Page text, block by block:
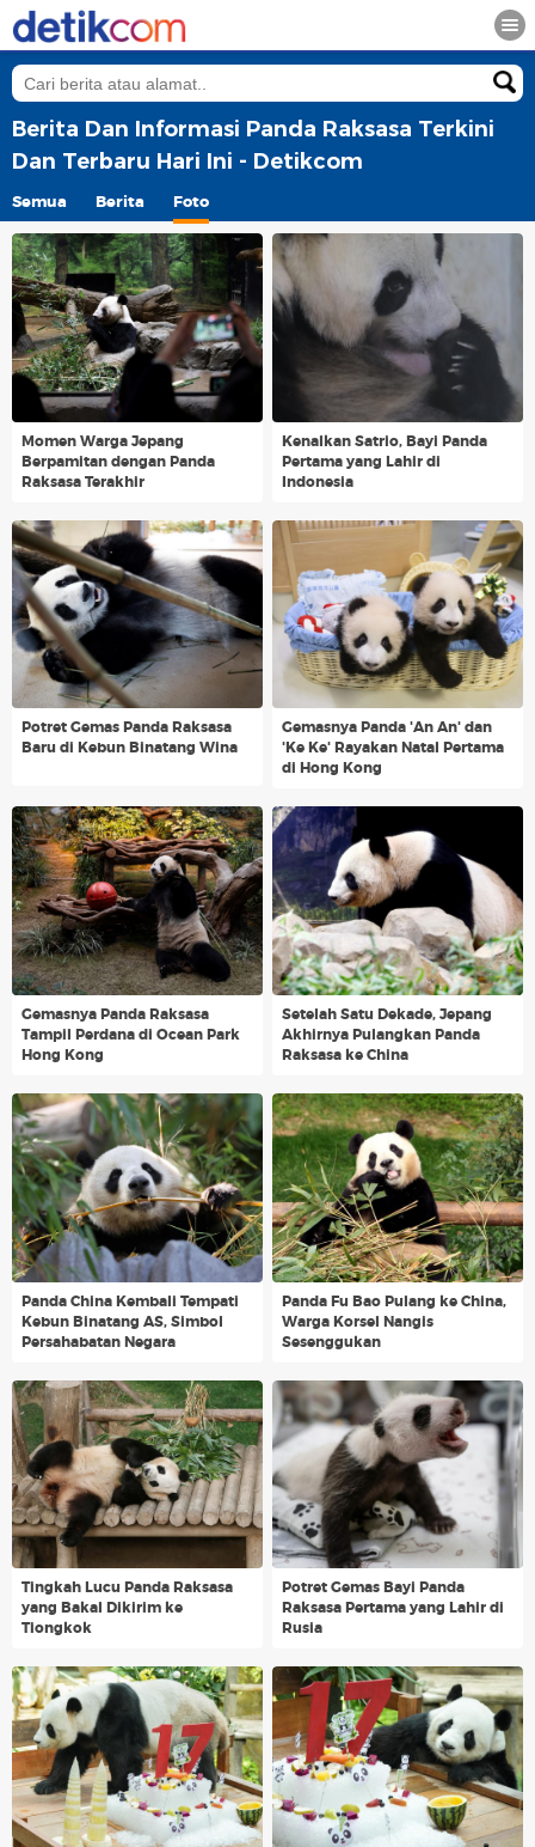
Berita Dan Informasi Panda Raksasa Terkini
Dan Terbaru Hari Ini - Detikcom
Semua Berita Foto
Momen Warga Jepang
Berpamitan dengan Panda
Raksasa Terakhir
Kenalkan Satrio, Bayi Panda
Pertama yang Lahir di
Indonesia
Potret Gemas Panda Raksasa
Baru di Kebun Binatang Wina
Gemasnya Panda 'An An' dan
'Ke Ke' Rayakan Natal Pertama
di Hong Kong
Gemasnya Panda Raksasa
Tampil Perdana di Ocean Park
Hong Kong
Setelah Satu Dekade, Jepang
Akhirnya Pulangkan Panda
Raksasa ke China
Panda China Kembali Tempati
Kebun Binatang AS, Simbol
Persahabatan Negara
Panda Fu Bao Pulang ke China,
Warga Korsel Nangis
Sesenggukan
Tingkah Lucu Panda Raksasa
yang Bakal Dikirim ke
Tiongkok
Potret Gemas Bayi Panda
Raksasa Pertama yang Lahir di
Rusia